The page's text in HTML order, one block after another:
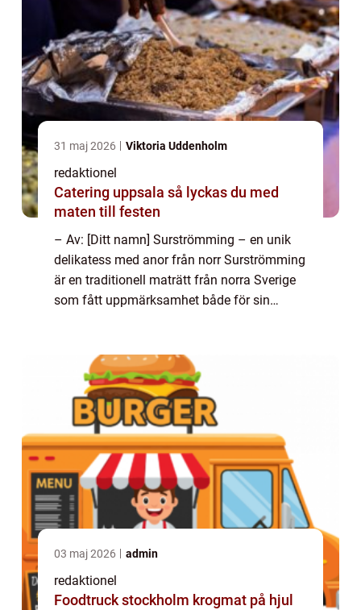
31 maj 2026 Viktoria Uddenholm
redaktionel
Catering uppsala så lyckas du med
maten till festen
– Av: [Ditt namn] Surströmming – en unik
delikatess med anor från norr Surströmming
är en traditionell maträtt från norra Sverige
som fått uppmärksamhet både för sin
03 maj 2026 admin
redaktionel
Foodtruck stockholm krogmat på hjul